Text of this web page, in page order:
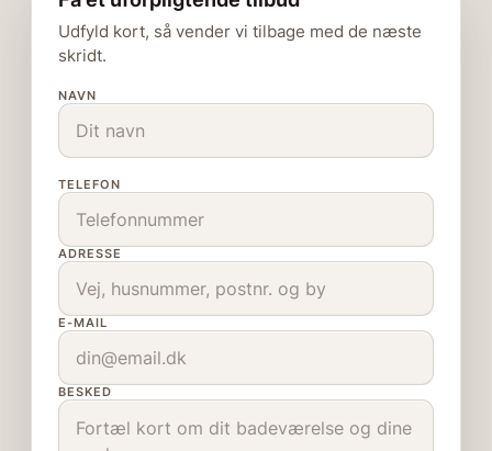
Udfyld kort, så vender vi tilbage med de næste
skridt.
NAVN
TELEFON
ADRESSE
E-MAIL
BESKED